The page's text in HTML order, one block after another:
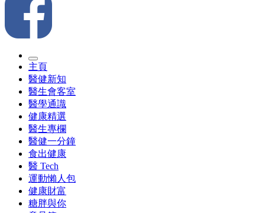
主頁
醫健新知
醫生會客室
醫學通識
健康精選
醫生專欄
醫健一分鐘
食出健康
醫 Tech
運動懶人包
健康財富
糖胖與你